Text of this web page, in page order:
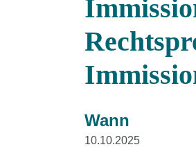
Wann
10.10.2025